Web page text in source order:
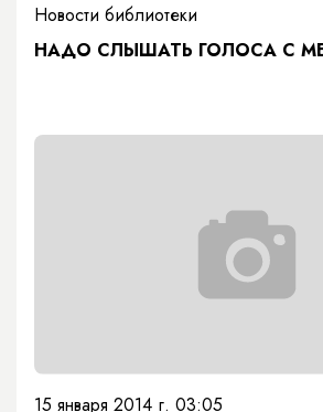
Новости библиотеки
НАДО СЛЫШАТЬ ГОЛОСА С
15 января 2014 г. 03:05